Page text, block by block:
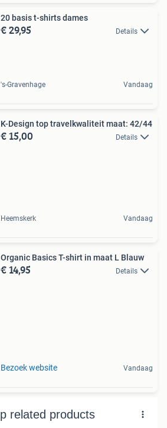
20 basis t-shirts dames
€ 29,95 Details
's-Gravenhage Vandaag
K-Design top travelkwaliteit maat: 42/44
€ 15,00 Details
Heemskerk Vandaag
Organic Basics T-shirt in maat L Blauw
€ 14,95 Details
Bezoek website Vandaag